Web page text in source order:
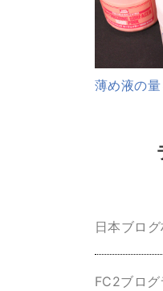
薄め液の
日本ブロ
FC2ブロ